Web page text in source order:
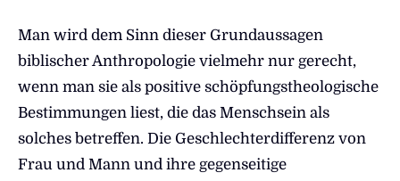
Man wird dem Sinn dieser Grundaussagen
biblischer Anthropologie vielmehr nur gerecht,
wenn man sie als positive schöpfungstheologische
Bestimmungen liest, die das Menschsein als
solches betreffen. Die Geschlechterdifferenz von
Frau und Mann und ihre gegenseitige